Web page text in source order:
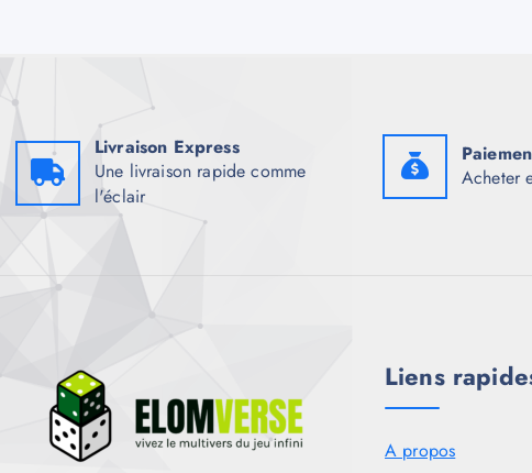
Livraison Express
Une livraison rapide comme
l'éclair
Acheter
Liens
A propos